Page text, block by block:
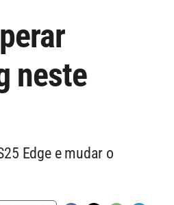
neste
Edge e mudar o